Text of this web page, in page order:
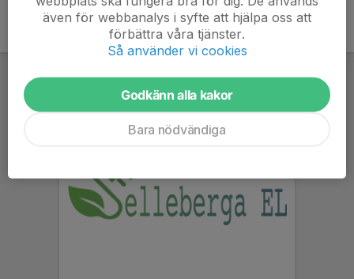
även för webbanalys i syfte att hjälpa oss att
förbättra våra tjänster.
Så använder vi cookies
Godkänn alla kakor
Bara nödvändiga